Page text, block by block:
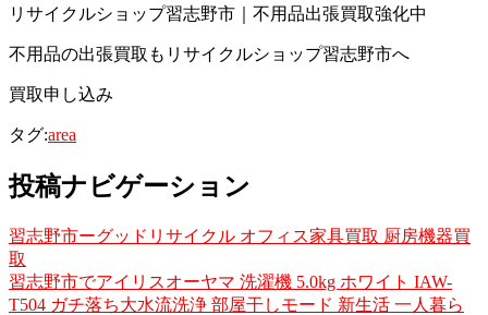
リサイクルショップ習志野市｜不用品出張買取強化中
不用品の出張買取もリサイクルショップ習志野市へ
買取申し込み
タグ:area
投稿ナビゲーション
習志野市ーグッドリサイクル オフィス家具買取 厨房機器買
取
習志野市でアイリスオーヤマ 洗濯機 5.0kg ホワイト IAW-
T504 ガチ落ち大水流洗浄 部屋干しモード 新生活 一人暮ら